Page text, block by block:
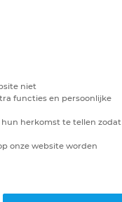
niet
functies en persoonlijke
hun herkomst te tellen zodat
onze website worden